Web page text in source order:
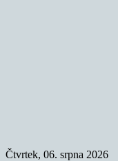
Čtvrtek, 06. srpna 2026